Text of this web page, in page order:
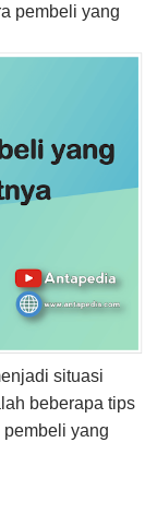
pembeli yang
situasi
beberapa tips
yang